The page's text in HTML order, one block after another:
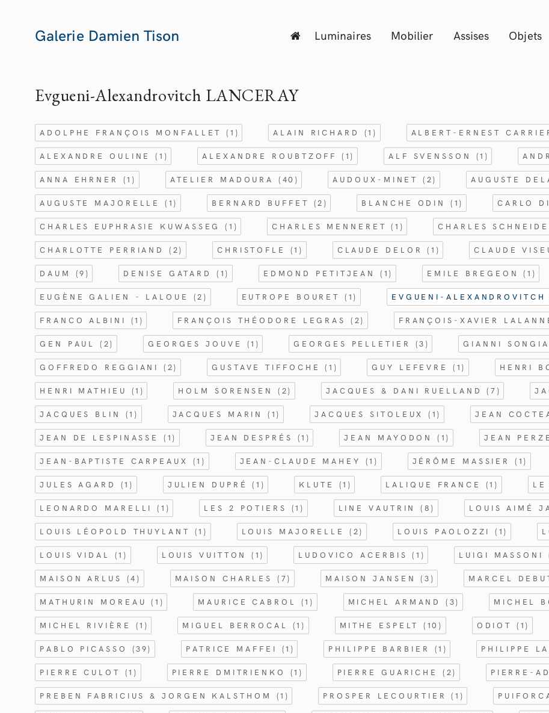
Galerie Damien Tison Luminaires Mobilier Assises Objets
Evgueni-Alexandrovitch LANCERAY
ADOLPHE FRANÇOIS MONFALLET(1) ALAIN RICHARD (1) ALBERT-ERNEST
ALEXANDRE OULINE(1) ALEXANDRE ROUBTZOFF(1) ALF SVENSSON (1)
ANNA EHRNER (1) ATELIER MADOURA(40) AUDOUX-MINET(2) AUGUSTE
AUGUSTE MAJORELLE(1) BERNARD BUFFET (2) BLANCHE ODIN(1) CARLO
CHARLES EUPHRASIE KUWASSEG(1) CHARLES MENNERET(1) CHARLES
CHARLOTTE PERRIAND(2) CHRISTOFLE (1) CLAUDE DELOR(1) CLAUDE
DAUM (9) DENISE GATARD (1) EDMOND PETITJEAN(1) EMILE BREGEON(1)
EUGÈNE GALIEN - LALOUE (2) EUTROPE BOURET(1) EVGUENI-ALEXANDROVITCH
FRANCO ALBINI (1) FRANÇOIS THÉODORE LEGRAS (2) FRANÇOIS-XAVIER
GEN PAUL(2) GEORGES JOUVE (1) GEORGES PELLETIER (3) GIANNI SONGIA
GOFFREDO REGGIANI(2) GUSTAVE TIFFOCHE(1) GUY LEFEVRE (1) HENRI
HENRI MATHIEU (1) HOLM SORENSEN(2) JACQUES & DANI RUELLAND(7)
JACQUES BLIN (1) JACQUES MARIN(1) JACQUES SITOLEUX(1) JEAN
JEAN DE LESPINASSE(1) JEAN DESPRÉS (1) JEAN MAYODON(1) JEAN
JEAN-BAPTISTE CARPEAUX (1) JEAN-CLAUDE MAHEY (1) JÉRÔME MASSIER(1)
JULES AGARD (1) JULIEN DUPRÉ(1) KLUTE (1) LALIQUE FRANCE (1)
LEONARDO MARELLI(1) LES 2 POTIERS (1) LINE VAUTRIN(8) LOUIS AIMÉ
LOUIS LÉOPOLD THUYLANT (1) LOUIS MAJORELLE (2) LOUIS PAOLOZZI(1)
LOUIS VIDAL (1) LOUIS VUITTON(1) LUDOVICO ACERBIS(1) LUIGI MASSONI
MAISON ARLUS (4) MAISON CHARLES(7) MAISON JANSEN(3) MARCEL
MATHURIN MOREAU(1) MAURICE CABROL (1) MICHEL ARMAND(3) MICHEL
MICHEL RIVIÈRE (1) MIGUEL BERROCAL (1) MITHE ESPELT(10) ODIOT(1)
PABLO PICASSO (39) PATRICE MAFFEI (1) PHILIPPE BARBIER (1) PHILIPPE
PIERRE CULOT (1) PIERRE DMITRIENKO (1) PIERRE GUARICHE (2) PIERRE-
PREBEN FABRICIUS & JORGEN KALSTHOM (1) PROSPER LECOURTIER(1)